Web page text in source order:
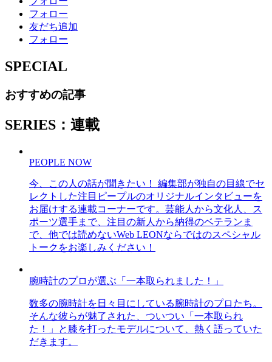
フォロー
友だち追加
フォロー
SPECIAL
おすすめの記事
SERIES：連載
PEOPLE NOW
今、この人の話が聞きたい！ 編集部が独自の目線でセ
レクトした注目ピープルのオリジナルインタビューを
お届けする連載コーナーです。芸能人から文化人、ス
ポーツ選手まで、注目の新人から納得のベテランま
で、他では読めないWeb LEONならではのスペシャル
トークをお楽しみください！
腕時計のプロが選ぶ「一本取られました！」
数多の腕時計を日々目にしている腕時計のプロたち。
そんな彼らが魅了された、ついつい「一本取られ
た！」と膝を打ったモデルについて、熱く語っていた
だきます。